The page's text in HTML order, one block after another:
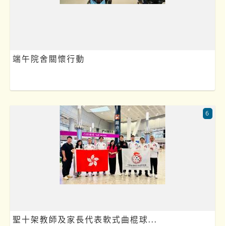
端午院舍關懷行動
聖十架教師及家長代表軟式曲棍球...
6